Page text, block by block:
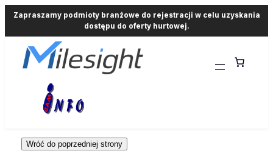
Zapraszamy podmioty branżowe do rejestracji w celu uzyskania
dostępu do oferty hurtowej.